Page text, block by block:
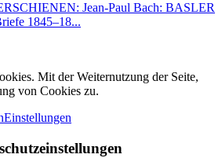
Jean-Paul Bach: BASLER
1845–18...
Mit der Weiternutzung der Seite,
von Cookies zu.
Einstellungen